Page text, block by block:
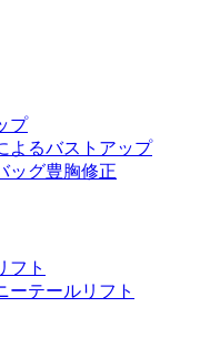
プ
よるバストアップ
ッグ豊胸修正
フト
ーテールリフト